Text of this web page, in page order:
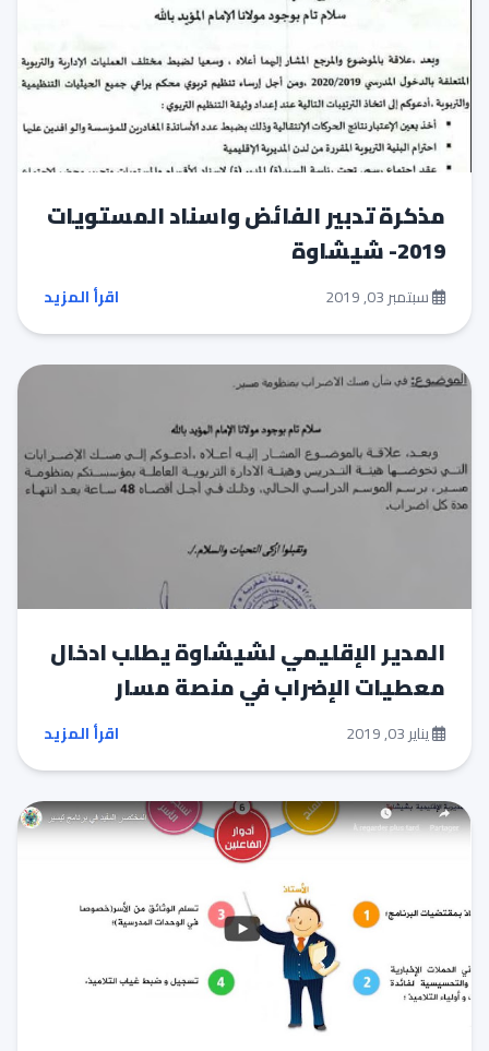
مذكرة تدبير الفائض واسناد المستويات
2019- شيشاوة
سبتمبر 03, 2019 اقرأ المزيد
المدير الإقليمي لشيشاوة يطلب ادخال
معطيات الإضراب في منصة مسار
يناير 03, 2019 اقرأ المزيد